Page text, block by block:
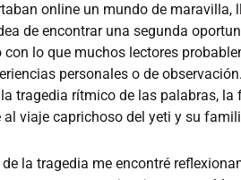
online un mundo de maravilla,
de encontrar una segunda
lo que muchos lectores
personales o de
tragedia rítmico de las palabras, la
viaje caprichoso del yeti y su
la tragedia me encontré